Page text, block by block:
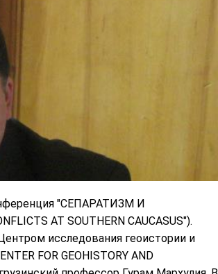
"СЕПАРАТИЗМ И
AT SOUTHERN CAUCASUS").
исследования геоистории и
FOR GEOHISTORY AND